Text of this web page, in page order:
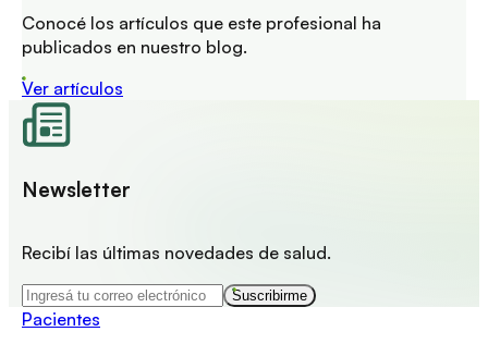
Conocé los artículos que este profesional ha
publicados en nuestro blog.
Ver artículos
Newsletter
Recibí las últimas novedades de salud.
Suscribirme
Pacientes